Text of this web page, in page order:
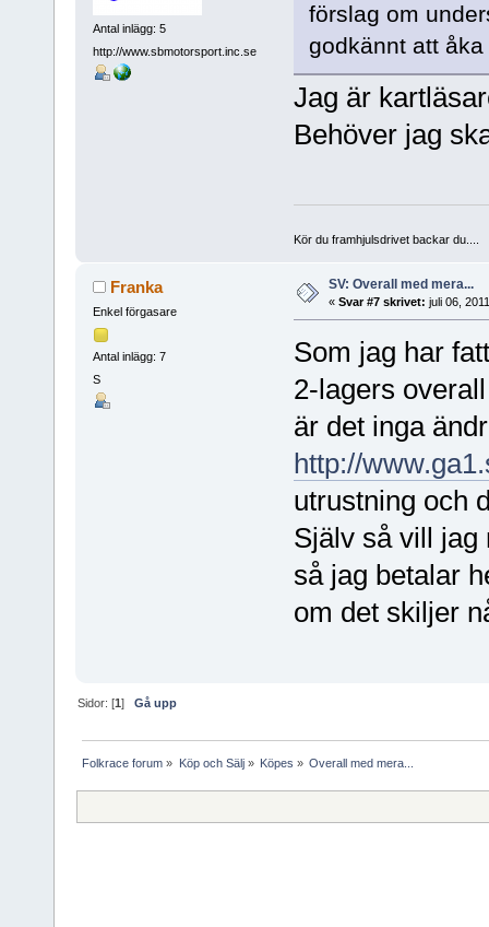
Antal inlägg: 5
http://www.sbmotorsport.inc.se
förslag om
godkännt att
Jag är
Behöver jag
Kör du framhjulsdrivet backar du....
Franka
Enkel förgasare
Antal inlägg: 7
S
SV: Overall med mera...
« Svar #7 skrivet: juli 06,
Som jag har
2-lagers
är det inga
http://
utrustning och
Själv så vill jag
så jag betalar
om det skiljer
Sidor: [1]Gå upp
Folkrace forum » Köp och Sälj» Köpes » Overall med mera...